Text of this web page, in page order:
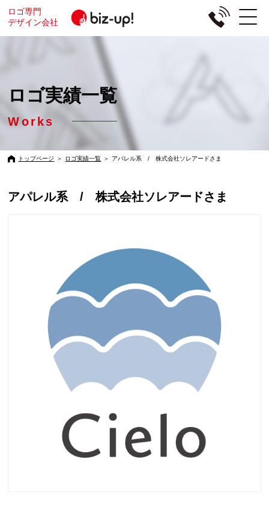
ロゴ専門
デザイン会社
ロゴ実績一覧
Works
トップページ ＞ ロゴ実績一覧 ＞ アパレル系 / 株式会社ソレアードさま
アパレル系 / 株式会社ソレアードさま